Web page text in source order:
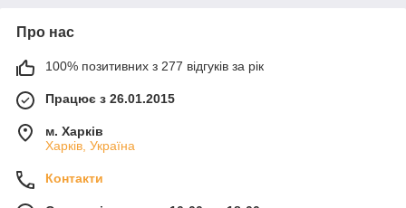
Про нас
100% позитивних з 277 відгуків за рік
Працює з 26.01.2015
м. Харків
Харків, Україна
Контакти